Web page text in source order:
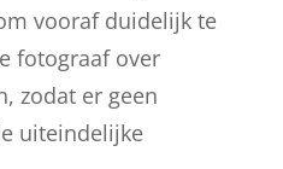
vooraf duidelijk te
fotograaf over
zodat er geen
uiteindelijke